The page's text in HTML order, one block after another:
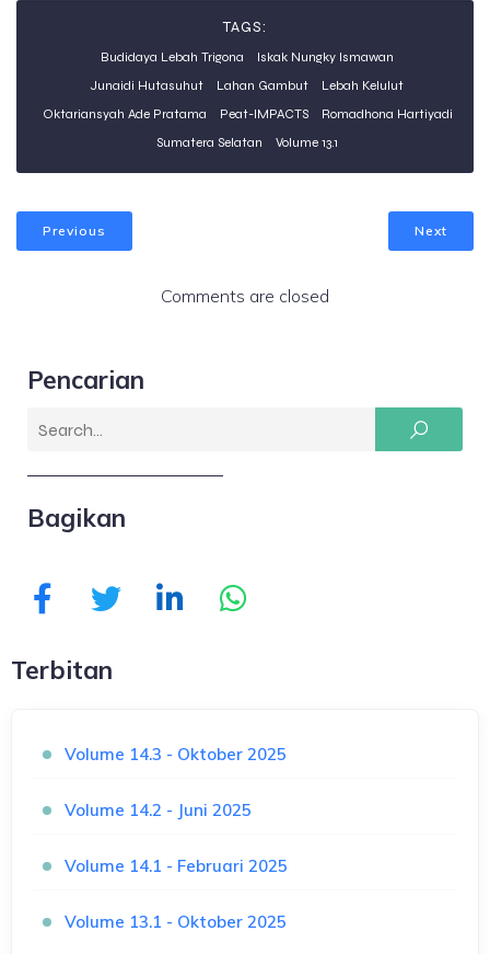
TAGS:
Budidaya Lebah Trigona
Iskak Nungky Ismawan
Junaidi Hutasuhut
Lahan Gambut
Lebah Kelulut
Oktariansyah Ade Pratama
Peat-IMPACTS
Romadhona Hartiyadi
Sumatera Selatan
Volume 13.1
Previous Next
Comments are closed
Pencarian
Bagikan
Terbitan
Volume 14.3 - Oktober 2025
Volume 14.2 - Juni 2025
Volume 14.1 - Februari 2025
Volume 13.1 - Oktober 2025